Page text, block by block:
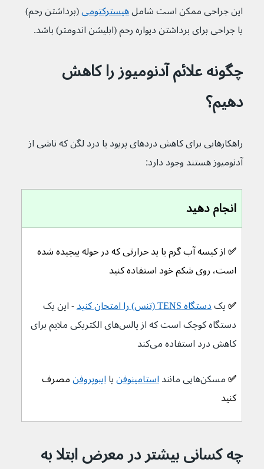
این جراحی ممکن است شامل هیسترکتومی (برداشتن رحم)
یا جراحی برای برداشتن دیواره رحم (ابلیشن اندومتر) باشد.
چگونه علائم آدنومیوز را کاهش
دهیم؟
راهکارهایی برای کاهش دردهای پریود یا درد لگن که ناشی از
آدنومیوز هستند وجود دارد:
انجام دهید
✅
از کیسه‌ آب گرم یا پد حرارتی که در حوله پیچیده شده
است، روی شکم خود استفاده کنید
✅ یک دستگاه TENS (تنس) را امتحان کنید
- این یک
دستگاه کوچک است که از پالس‌های الکتریکی ملایم برای
کاهش درد استفاده می‌کند
✅ مسکن‌هایی مانند استامینوفن یا ایبوپروفن مصرف
کنید
چه کسانی بیشتر در معرض ابتلا به